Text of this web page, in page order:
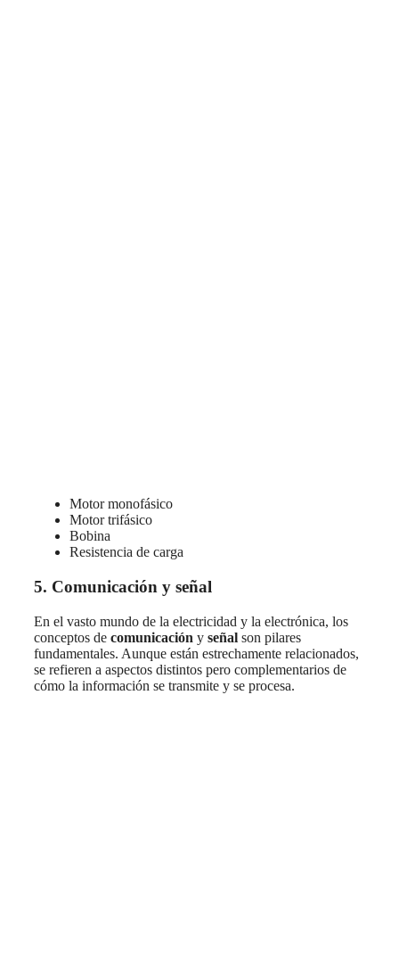
Motor monofásico
Motor trifásico
Bobina
Resistencia de carga
5. Comunicación y señal
En el vasto mundo de la electricidad y la electrónica, los
conceptos de comunicación y señal son pilares
fundamentales. Aunque están estrechamente relacionados,
se refieren a aspectos distintos pero complementarios de
cómo la información se transmite y se procesa.